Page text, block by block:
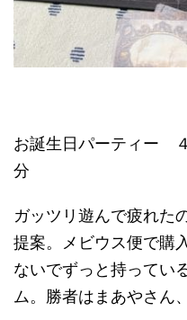
お誕生日パーティー
分
ガッツリ遊んで疲れた
提案。メビウス便で購
ないでずっと持ってい
ム。勝者はまあやさん